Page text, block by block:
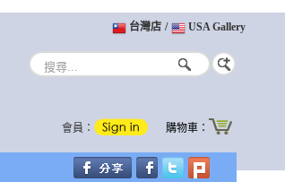
USA Gallery
/
台灣店
會員： 購物車：